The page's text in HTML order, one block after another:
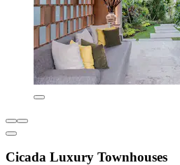
Cicada Luxury Townhouses